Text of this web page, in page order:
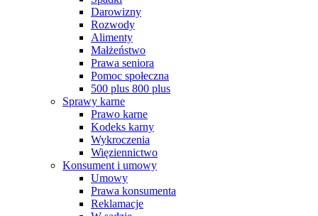
Darowizny
Rozwody
Alimenty
Małżeństwo
Prawa seniora
Pomoc społeczna
500 plus 800 plus
Sprawy karne
Prawo karne
Kodeks karny
Wykroczenia
Więziennictwo
Konsument i umowy
Umowy
Prawa konsumenta
Reklamacje